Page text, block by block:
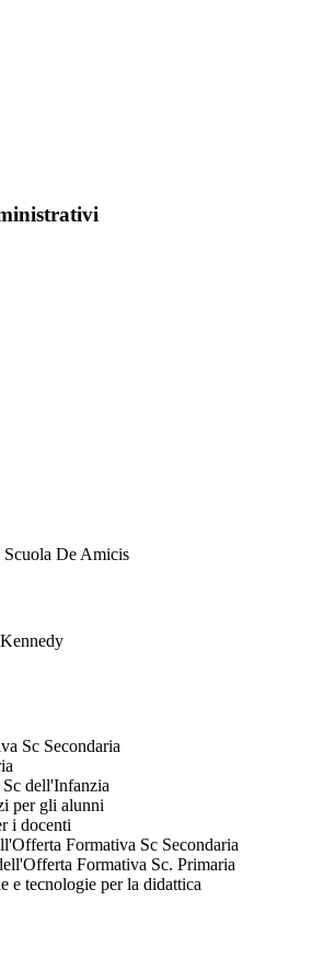
Scuola De Amicis
Sc Secondaria
dell'Infanzia
per gli alunni
i docenti
Formativa Sc Secondaria
Formativa Sc. Primaria
e tecnologie per la didattica